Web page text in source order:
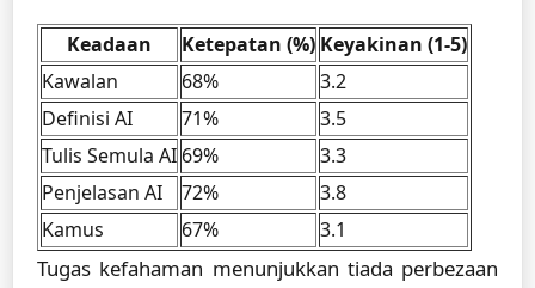
Keadaan Ketepatan (%) Keyakinan (1-5)
Kawalan
68%
3.2
Definisi AI
71%
3.5
Tulis Semula AI 69%
3.3
Penjelasan AI
72%
3.8
Kamus
67% 3.1
Tugas kefahaman menunjukkan tiada perbezaan